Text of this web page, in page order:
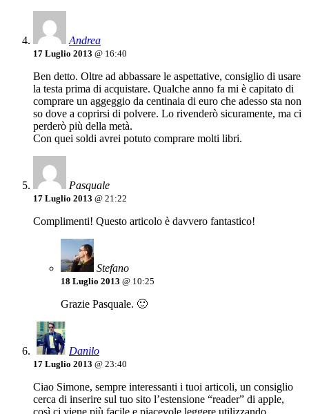
Andrea
17 Luglio 2013 @ 16:40
Ben detto. Oltre ad abbassare le aspettative, consiglio di usare
la testa prima di acquistare. Qualche anno fa mi è capitato di
comprare un aggeggio da centinaia di euro che adesso sta non
so dove a coprirsi di polvere. Lo rivenderò sicuramente, ma ci
perderò più della metà.
Con quei soldi avrei potuto comprare molti libri.
Pasquale
17 Luglio 2013 @ 21:22
Complimenti! Questo articolo è davvero fantastico!
Stefano
18 Luglio 2013 @ 10:25
Grazie Pasquale. 🙂
Danilo
17 Luglio 2013 @ 23:40
Ciao Simone, sempre interessanti i tuoi articoli, un consiglio
cerca di inserire sul tuo sito l’estensione “reader” di apple,
così ci viene più facile e piacevole leggere utilizzando